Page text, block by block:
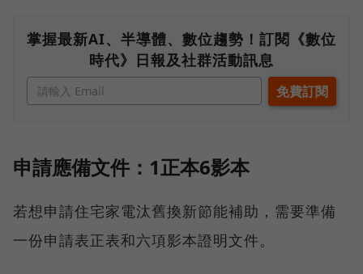
掌握最新AI、半導體、數位趨勢！訂閱《數位
時代》日報及社群活動訊息
申請應備文件：1正本6影本
若想申請住宅家電汰舊換新節能補助，需要準備
一份申請表正表和六項影本證明文件。